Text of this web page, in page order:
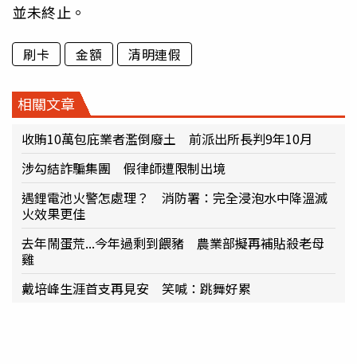
並未終止。
刷卡 金額 清明連假
相關文章
收賄10萬包庇業者濫倒廢土 前派出所長判9年10月
涉勾結詐騙集團 假律師遭限制出境
遇鋰電池火警怎處理？ 消防署：完全浸泡水中降溫滅
火效果更佳
去年鬧蛋荒...今年過剩到餵豬 農業部擬再補貼殺老母
雞
戴培峰生涯首支再見安 笑喊：跳舞好累